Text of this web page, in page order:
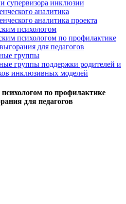
супервизора инклюзии
аналитика
аналитика проекта
психологом
психологом по профилактике
для педагогов
группы
группы поддержки родителей и
инклюзивных моделей
по профилактике
для педагогов